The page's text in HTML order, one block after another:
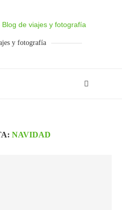
y fotografía
NAVIDAD